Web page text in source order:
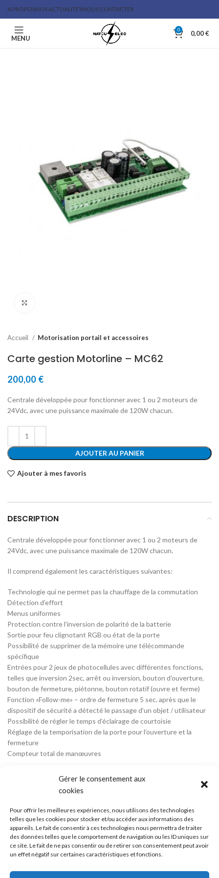
Gérer le consentement aux
cookies
Pour offrir les meilleures expériences, nous utilisons des technologies
telles que les cookies pour stocker et/ou accéder aux informations des
appareils. Le fait de consentir à ces technologies nous permettra de traiter
des données telles que le comportement de navigation ou les ID uniques sur
ce site. Le fait de ne pas consentir ou de retirer son consentement peut avoir
un effet négatif sur certaines caractéristiques et fonctions.
A PROPOSNOS ACTUALITÉSNOUS CONTACTER
MENU
0 0,00€
Accueil Motorisation portail et accessoires
Carte gestion Motorline – MC62
200,00 €
Centrale développée pour fonctionner avec 1 ou 2 moteurs de
24Vdc, avec une puissance maximale de 120W chacun.
AJOUTER AU PANIER
Ajouter à mes favoris
DESCRIPTION
Centrale développée pour fonctionner avec 1 ou 2 moteurs de
24Vdc, avec une puissance maximale de 120W chacun.
Il comprend également les caractéristiques suivantes:
Technologie qui ne permet pas la chauffage de la commutation
Détection d’effort
Menus uniformes
Protection contre l’inversion de polarité de la batterie
Sortie pour feu clignotant RGB ou état de la porte
Possibilité de supprimer de la mémoire une télécommande
spécifique
Entrées pour 2 jeux de photocellules avec différentes fonctions,
telles que inversion 2sec, arrêt ou inversion, bouton d’ouverture,
bouton de fermeture, piétonne, bouton rotatif (ouvre et ferme)
Fonction «Follow-me» – ordre de fermeture 5 sec. après que le
dispositif de sécurité a détecté le passage d’un objet / utilisateur
Possibilité de régler le temps d’éclairage de courtoisie
Réglage de la temporisation de la porte pour l’ouverture et la
fermeture
Compteur total de manœuvres
Mentions légales-Cookies -Confidentialité-CGV-CGU
Copyright © 2023. Natou Elec – Création du site internet et infogérance par
Ce site a été financé à l'aide du FEDER (REACT-EU) dans le cadre de la réponse à